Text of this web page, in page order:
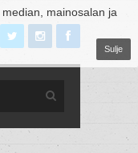
mainosalan ja
Sulje